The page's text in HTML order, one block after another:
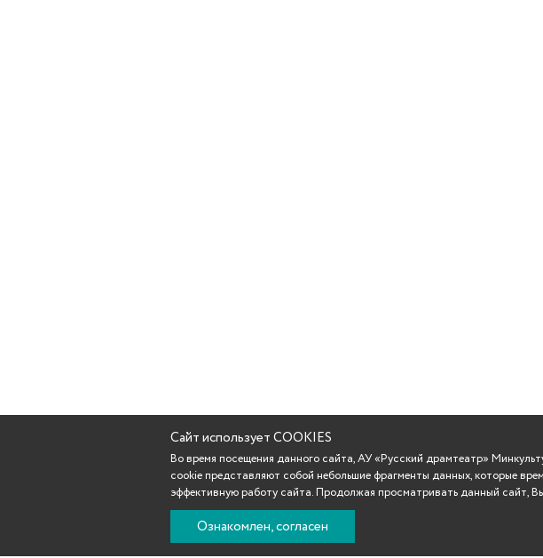
Сайт использует COOKIES
Во время посещения данного сайта, АУ «Русский драмтеатр»
cookie представляют собой небольшие фрагменты данных, которые
эффективную работу сайта. Продолжая просматривать данный сайт,
Ознакомлен, согласен